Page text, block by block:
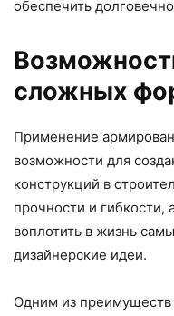
обеспечить
сложных
Применение
возможности для
конструкций в
прочности и гибкости,
воплотить в жизнь
дизайнерские идеи.
Одним из преимуществ